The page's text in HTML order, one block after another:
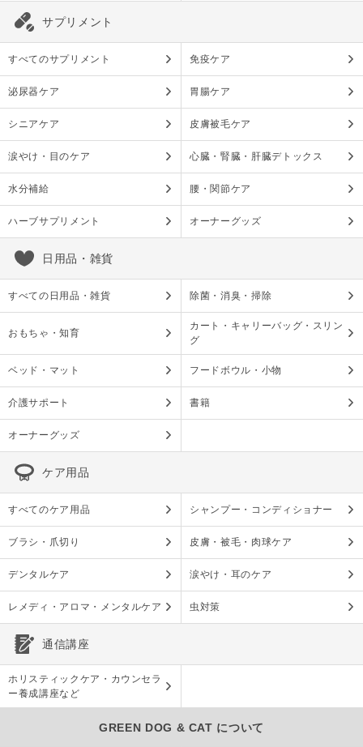
サプリメント
すべてのサプリメント 免疫ケア
泌尿器ケア 胃腸ケア
シニアケア 皮膚被毛ケア
涙やけ・目のケア 心臓・腎臓・肝臓デトックス
水分補給 腰・関節ケア
ハーブサプリメント オーナーグッズ
日用品・雑貨
すべての日用品・雑貨 除菌・消臭・掃除
おもちゃ・知育
カート・キャリーバッグ・スリン
グ
ベッド・マット フードボウル・小物
介護サポート 書籍
オーナーグッズ
ケア用品
すべてのケア用品 シャンプー・コンディショナー
ブラシ・爪切り 皮膚・被毛・肉球ケア
デンタルケア 涙やけ・耳のケア
レメディ・アロマ・メンタルケア 虫対策
通信講座
ホリスティックケア・カウンセラ
ー養成講座など
GREEN DOG & CAT について